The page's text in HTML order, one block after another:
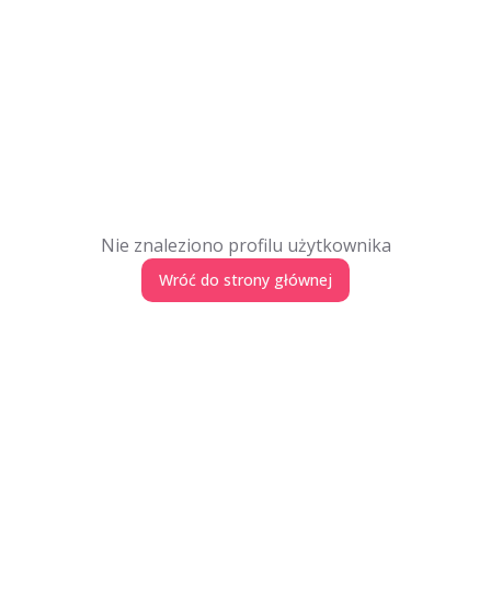
Nie znaleziono profilu użytkownika
Wróć do strony głównej